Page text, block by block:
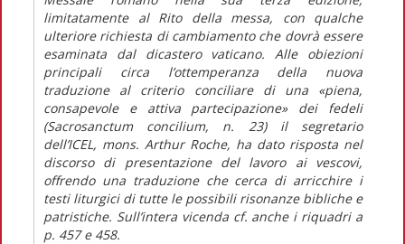
limitatamente al Rito della messa, con qualche
ulteriore richiesta di cambiamento che dovrà essere
esaminata dal dicastero vaticano. Alle obiezioni
principali circa l’ottemperanza della nuova
traduzione al criterio conciliare di una «piena,
consapevole e attiva partecipazione» dei fedeli
(Sacrosanctum concilium, n. 23) il segretario
dell’ICEL, mons. Arthur Roche, ha dato risposta nel
discorso di presentazione del lavoro ai vescovi,
offrendo una traduzione che cerca di arricchire i
testi liturgici di tutte le possibili risonanze bibliche e
patristiche. Sull’intera vicenda cf. anche i riquadri a
p. 457 e 458.